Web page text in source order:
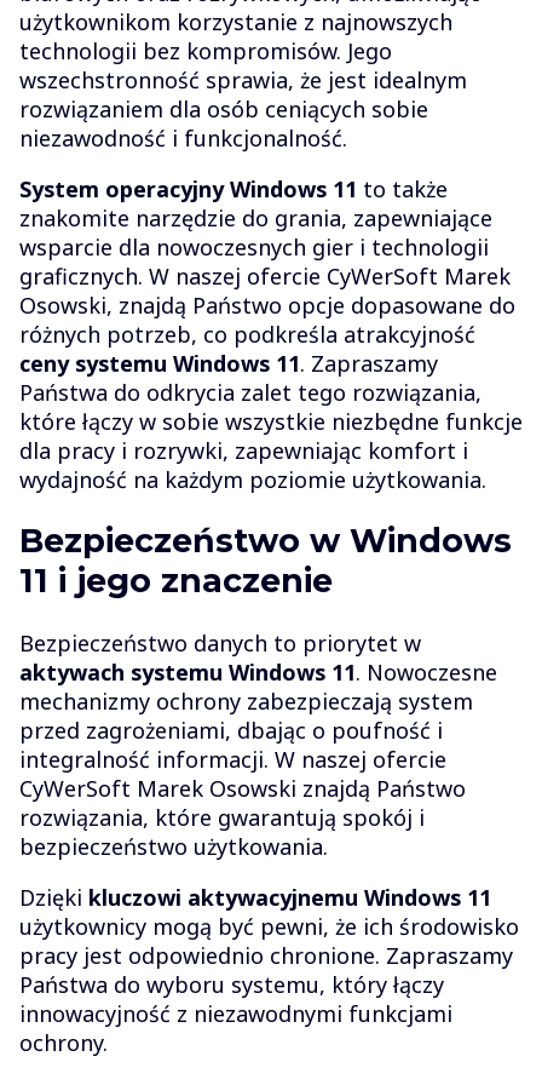
użytkownikom korzystanie z najnowszych
technologii bez kompromisów. Jego
wszechstronność sprawia, że jest idealnym
rozwiązaniem dla osób ceniących sobie
niezawodność i funkcjonalność.
System operacyjny Windows 11 to także
znakomite narzędzie do grania, zapewniające
wsparcie dla nowoczesnych gier i technologii
graficznych. W naszej ofercie CyWerSoft Marek
Osowski, znajdą Państwo opcje dopasowane do
różnych potrzeb, co podkreśla atrakcyjność
ceny systemu Windows 11. Zapraszamy
Państwa do odkrycia zalet tego rozwiązania,
które łączy w sobie wszystkie niezbędne funkcje
dla pracy i rozrywki, zapewniając komfort i
wydajność na każdym poziomie użytkowania.
Bezpieczeństwo w Windows
11 i jego znaczenie
Bezpieczeństwo danych to priorytet w
aktywach systemu Windows 11. Nowoczesne
mechanizmy ochrony zabezpieczają system
przed zagrożeniami, dbając o poufność i
integralność informacji. W naszej ofercie
CyWerSoft Marek Osowski znajdą Państwo
rozwiązania, które gwarantują spokój i
bezpieczeństwo użytkowania.
Dzięki kluczowi aktywacyjnemu Windows 11
użytkownicy mogą być pewni, że ich środowisko
pracy jest odpowiednio chronione. Zapraszamy
Państwa do wyboru systemu, który łączy
innowacyjność z niezawodnymi funkcjami
ochrony.